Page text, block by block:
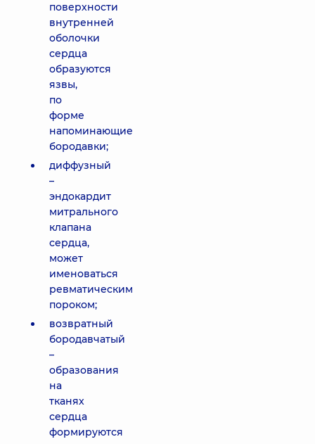
поверхности
внутренней
оболочки
сердца
образуются
язвы,
по
форме
напоминающие
бородавки;
диффузный
–
эндокардит
митрального
клапана
сердца,
может
именоваться
ревматическим
пороком;
возвратный
бородавчатый
–
образования
на
тканях
сердца
формируются